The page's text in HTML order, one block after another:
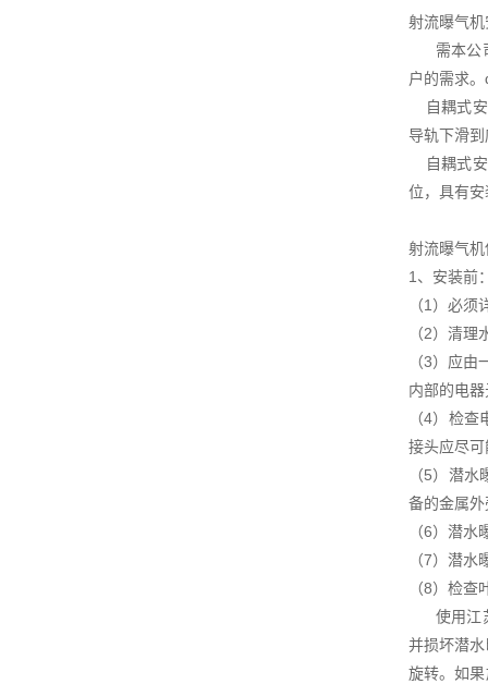
射流曝气
需本公司
户的需求
自耦式安
导轨下滑
自耦式安
位，具有
射流曝气
1、安装前
（1）必
（2）清
（3）应
内部的电
（4）检
接头应尽
（5）潜
备的金属
（6）潜
（7）潜
（8）检查
使用江苏
并损坏潜
旋转。如